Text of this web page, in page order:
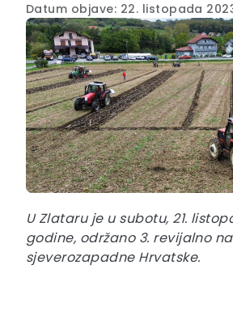
Datum objave: 22. listopada
U Zlataru je u subotu, 21.
godine, održano 3. revijalno
sjeverozapadne Hrvatske.